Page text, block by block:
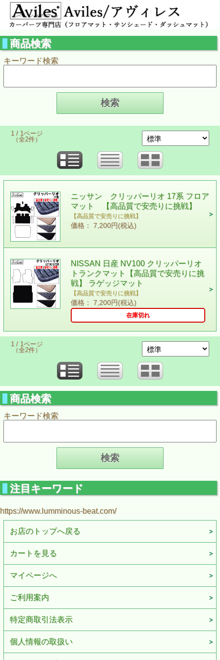
商品検索
キーワード検索
1 / 1ページ
（全2件）
ニッサン クリッパーリオ 17系 フロア
マット 【高品質で安売りに挑戦】
【高品質で安売りに挑戦】
価格： 7,200円(税込)
NISSAN 日産 NV100 クリッパーリオ
トランクマット【高品質で安売りに挑
戦】 ラゲッジマット
【高品質で安売りに挑戦】
価格： 7,200円(税込)
在庫切れ
1 / 1ページ
（全2件）
商品検索
キーワード検索
注目キーワード
https://www.lumminous-beat.com/
お店のトップへ戻る
カートを見る
マイページへ
ご利用案内
特定商取引法表示
個人情報の取扱い